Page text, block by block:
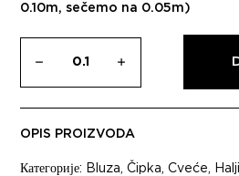
0.10m, sečemo na 0.05m)
OPIS PROIZVODA
Категорије: Bluza, Čipka, Cveće,